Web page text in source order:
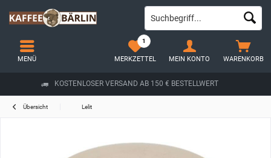
KOSTENLOSER VERSAND AB 150 € BESTELLWERT
WARENKORB
1
MERKZETTEL MEIN KONTO
MENÜ
Übersicht Lelit